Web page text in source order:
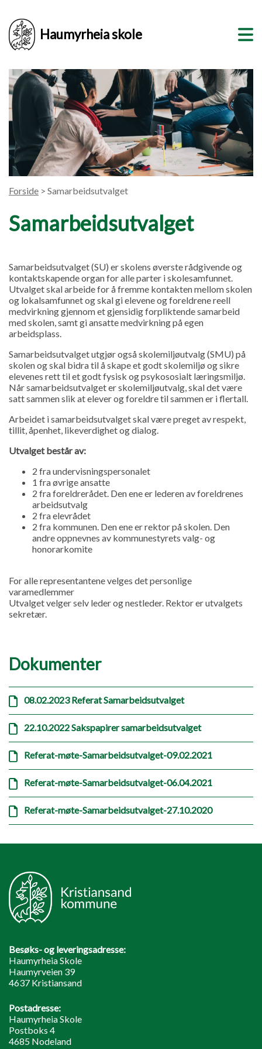
Haumyrheia skole
Forside > Samarbeidsutvalget
Samarbeidsutvalget
Samarbeidsutvalget (SU) er skolens øverste rådgivende og
kontaktskapende organ for alle parter i skolesamfunnet.
Utvalget skal arbeide for å fremme kontakten mellom skolen
og lokalsamfunnet og skal gi elevene og foreldrene reell
medvirkning gjennom et gjensidig forpliktende samarbeid
med skolen, samt gi ansatte medvirkning på egen
arbeidsplass.
Samarbeidsutvalget utgjør også skolemiljøutvalg (SMU) på
skolen og skal bidra til å skape et godt skolemiljø og sikre
elevenes rett til et godt fysisk og psykososialt læringsmiljø.
Når samarbeidsutvalget er skolemiljøutvalg, skal det være
satt sammen slik at elever og foreldre til sammen er i flertall.
Arbeidet i samarbeidsutvalget skal være preget av respekt,
tillit, åpenhet, likeverdighet og dialog.
Utvalget består av:
2 fra undervisningspersonalet
1 fra øvrige ansatte
2 fra foreldrerådet. Den ene er lederen av foreldrenes
arbeidsutvalg
2 fra elevrådet
2 fra kommunen. Den ene er rektor på skolen. Den
andre oppnevnes av kommunestyrets valg- og
honorarkomite
For alle representantene velges det personlige
varamedlemmer
Utvalget velger selv leder og nestleder. Rektor er utvalgets
sekretær.
Dokumenter
08.02.2023 Referat Samarbeidsutvalget
22.10.2022 Sakspapirer samarbeidsutvalget
Referat-møte-Samarbeidsutvalget-09.02.2021
Referat-møte-Samarbeidsutvalget-06.04.2021
Referat-møte-Samarbeidsutvalget-27.10.2020
Besøks- og leveringsadresse:
Haumyrheia Skole
Haumyrveien 39
4637 Kristiansand
Postadresse:
Haumyrheia Skole
Postboks 4
4685 Nodeland